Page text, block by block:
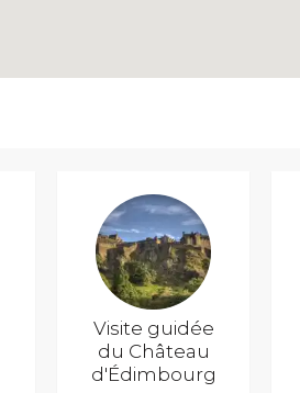
Visite guidée
du Château
d'Édimbourg